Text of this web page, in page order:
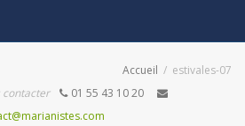
Accueil
estivales-07
contacter
01 55 43 10 20